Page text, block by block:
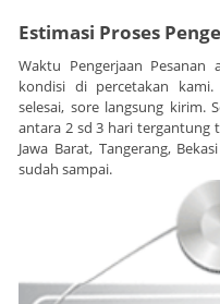
Estimasi Proses
Waktu Pengerjaan
kondisi di percetakan
selesai, sore langsung kirim.
antara 2 sd 3 hari tergantung
Jawa Barat, Tangerang,
sudah sampai.